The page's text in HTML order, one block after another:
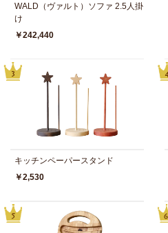
WALD（ヴァルト）ソファ 2.5人掛
け
￥242,440
キッチンペーパースタンド
￥2,530